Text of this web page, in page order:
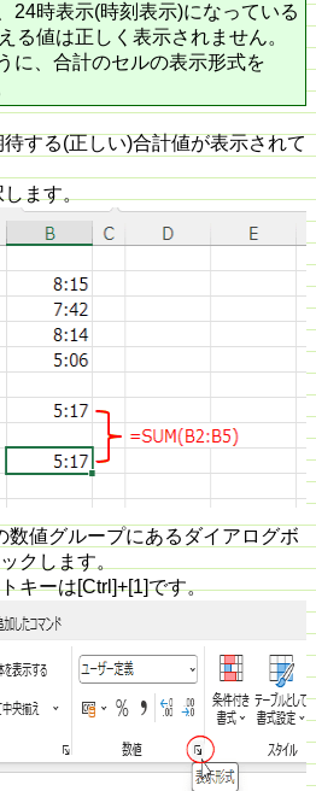
表示(時刻表示)になっている
る値は正しく表示されません。
合計のセルの表示形式を
する(正しい)合計値が表示されて
ます。
数値グループにあるダイアログボ
クします。
キーは[Ctrl]+[1]です。